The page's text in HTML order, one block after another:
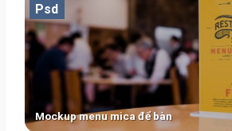
Mockup menu mica để bàn
Psd